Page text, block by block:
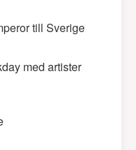
till Sverige
med artister